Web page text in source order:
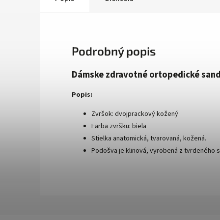
Podrobný popis
Dámske zdravotné ortopedické
Popis:
Zvršok: dvojprackový kožený
Farba zvršku: biela
Stielka anatomická, tvarovaná, kožená.
Podošva je klinová, vyrobená z tvrdeného